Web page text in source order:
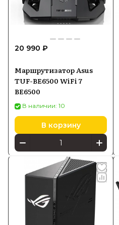
20 990 ₽
Маршрутизатор Asus
TUF-BE6500 WiFi 7
BE6500
В наличии: 10
В корзину